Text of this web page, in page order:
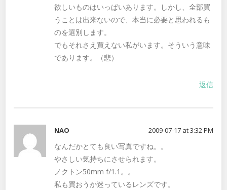
欲しいものはいっぱいあります。しかし、全部買
うことは出来ないので、本当に必要と思われるも
のを選別します。
でもそれさえ買えない私がいます。そういう意味
であります。（悲）
返信
NAO 2009-07-17 at 3:32 PM
なんだかとても良い写真ですね。。
やさしい気持ちにさせられます。
ノクトン50mm f/1.1。。
私も買おうか迷っているレンズです。